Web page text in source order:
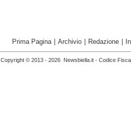
Prima Pagina Archivio Redazione
Copyright © 2013 - 2026 Newsbiella.it - Codice